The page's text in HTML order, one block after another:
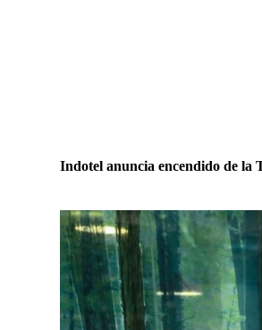
Indotel anuncia encendido de la